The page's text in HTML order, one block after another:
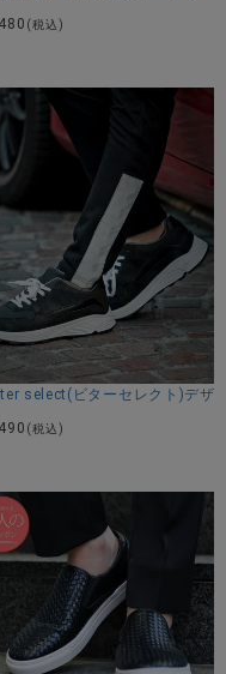
(税込)
ザインソールレースアップ
select(ビターセレクト)デザ
(税込)